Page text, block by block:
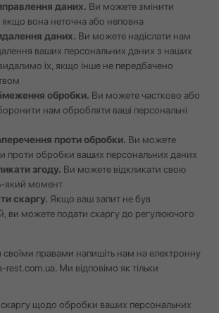
даних. Ви можете змінити
якщо вона неточна або неповна
даних. Ви можете надіслати нам
ваших персональних даних з наших
їх, якщо інше не передбачено
обробки. Ви можете частково або
нам обробляти ваші персональні
проти обробки. Ви можете
проти обробки ваших персональних даних
згоду. Ви можете відкликати свою
який момент
скаргу. Якщо ваш запит не був
ви можете подати скаргу до регулюючого
правами напишіть нам на електронну
rest.com.ua . Ми відповімо як тільки
щодо обробки ваших персональних